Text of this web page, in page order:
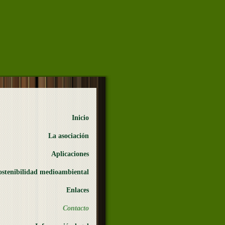
Inicio
La asociación
Aplicaciones
medioambiental
Enlaces
Contacto